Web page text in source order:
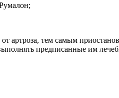
артроза, тем самым
предписанные им